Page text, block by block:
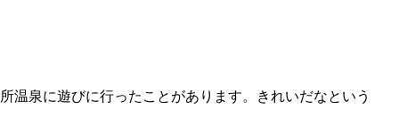
温泉に遊びに行ったことがあります。きれいだなという